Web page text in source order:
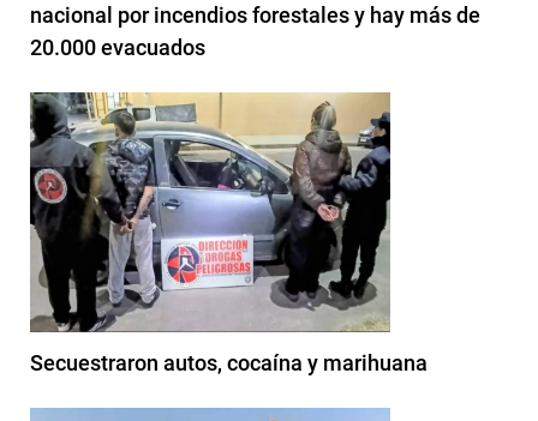
nacional por incendios forestales y hay más de
20.000 evacuados
Secuestraron autos, cocaína y marihuana